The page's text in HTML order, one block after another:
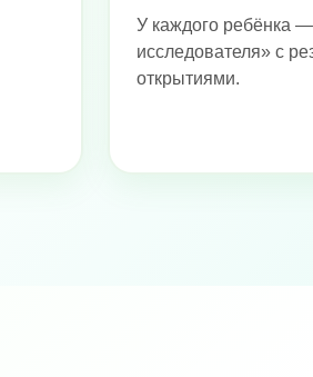
У каждого ребёнка
исследователя» с
открытиями.